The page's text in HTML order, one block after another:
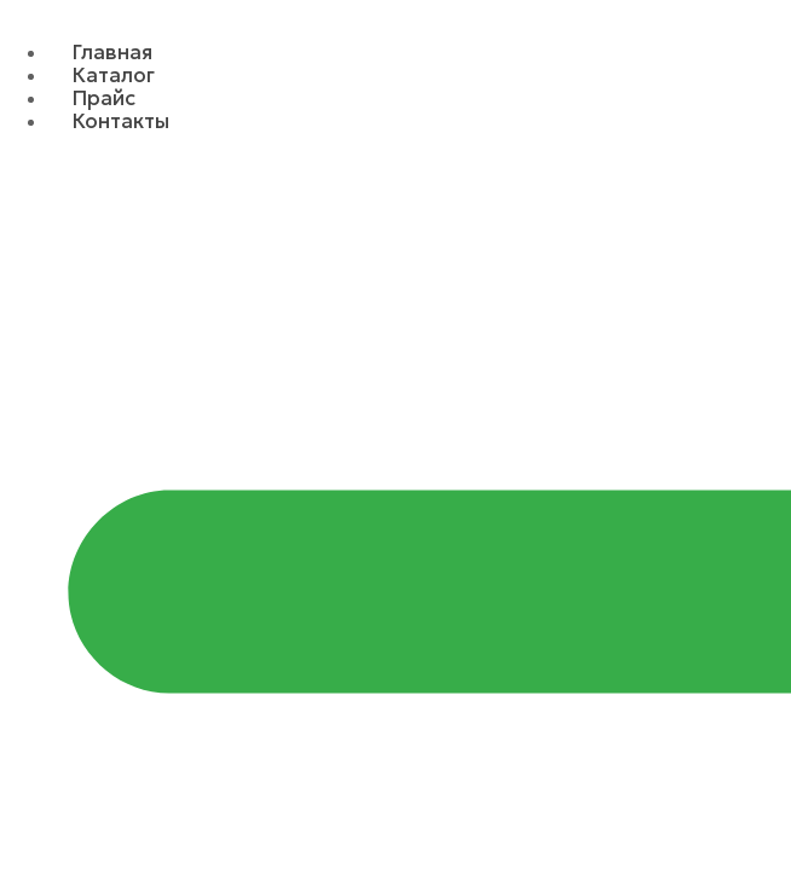
Главная
Каталог
Прайс
Контакты